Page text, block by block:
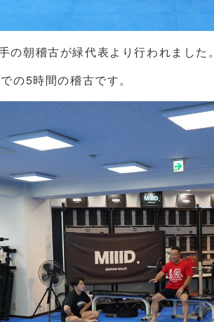
の朝稽古が緑代表より行われました。
の5時間の稽古です。